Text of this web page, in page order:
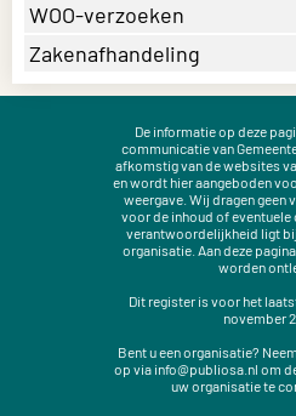
WOO-verzoeken
Zakenafhandeling
De informatie op deze
communicatie van
afkomstig van de websites
en wordt hier aangeboden
weergave. Wij dragen
voor de inhoud of
verantwoordelijkheid ligt
organisatie. Aan deze
worden
Dit register is voor het
november
Bent u een organisatie?
op via info@publiosa.nl om
uw organisatie te